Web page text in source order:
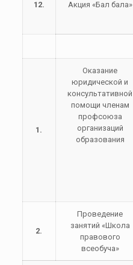
12. Акция «Бал бала»
1.
Оказание
юридической и
консультативной
помощи членам
профсоюза
организаций
образования
2.
Проведение
занятий «Школа
правового
всеобуча»